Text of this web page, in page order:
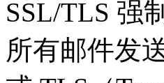
SSL/TLS 强
所有邮件发